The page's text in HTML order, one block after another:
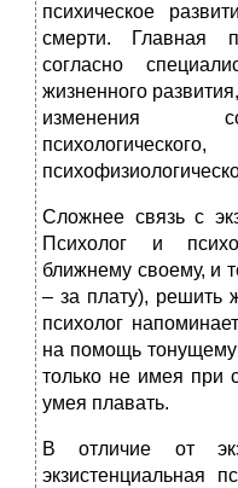
психическое
смерти. Главная
согласно
жизненного
изменения
Сложнее связь с
Психолог и
ближнему своему, и
– за плату), решить
психолог
на помощь
только не имея при
умея плавать.
В отличие от
экзистенциальная